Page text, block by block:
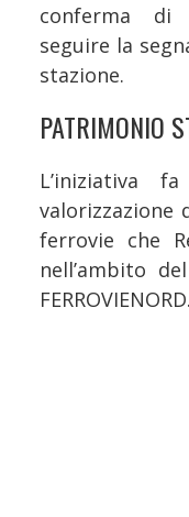
conferma di
seguire la
stazione.
PATRIMONIO
L’iniziativa
valorizzazione
ferrovie che
nell’ambito
FERROVIENORD.